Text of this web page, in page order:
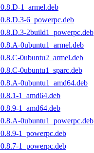
1_armel.deb
6_powerpc.deb
2build1_powerpc.deb
0ubuntu1_armel.deb
0ubuntu2_armel.deb
0ubuntu1_sparc.deb
0ubuntu1_amd64.deb
1_amd64.deb
1_amd64.deb
0ubuntu1_powerpc.deb
1_powerpc.deb
1_powerpc.deb